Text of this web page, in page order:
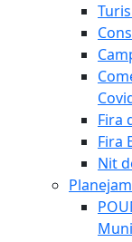
Fira
Fira
Nit